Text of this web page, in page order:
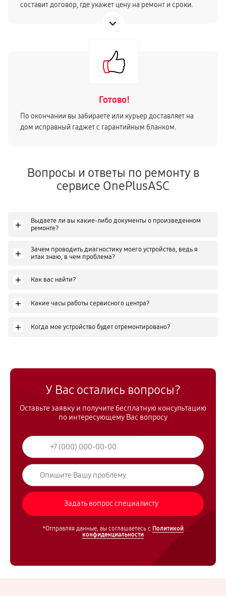
составит договор, где укажет цену на ремонт и сроки.
Готово!
По окончании вы забираете или курьер доставляет на
дом исправный гаджет с гарантийным бланком.
Вопросы и ответы по ремонту в
сервисе OnePlusASC
+
Выдаете ли вы какие-либо документы о произведенном
ремонте?
+
Зачем проводить диагностику моего устройства, ведь я
итак знаю, в чем проблема?
+ Как вас найти?
+ Какие часы работы сервисного центра?
+ Когда мое устройство будет отремонтировано?
У Вас остались вопросы?
Оставьте заявку и получите бесплатную консультацию
по интересующему Вас вопросу
*Отправляя данные, вы соглашаетесь с Политикой
конфиденциальности